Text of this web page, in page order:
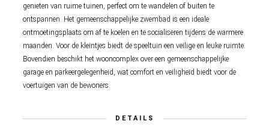
genieten van ruime tuinen, perfect om te wandelen of buiten te
ontspannen. Het gemeenschappelijke zwembad is een ideale
ontmoetingsplaats om af te koelen en te socialiseren tijdens de warmere
maanden. Voor de kleintjes biedt de speeltuin een veilige en leuke ruimte.
Bovendien beschikt het wooncomplex over een gemeenschappelijke
garage en parkeergelegenheid, wat comfort en veiligheid biedt voor de
voertuigen van de bewoners.
DETAILS